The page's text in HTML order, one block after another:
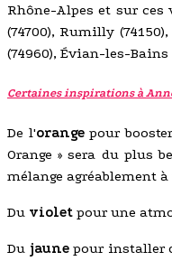
Rhône-Alpes et sur ces
(74700), Rumilly
(74960), Évian-les-Bains
Certaines inspirations à
De l'orangepour
Orange » sera du plus
mélange agréablement à
Du violet pour une
Du jaunepour installer